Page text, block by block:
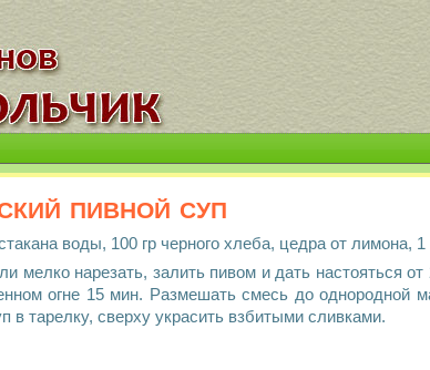
пивной суп
воды, 100 гр черного хлеба, цедра от
мелко нарезать, залить пивом и дать настояться
огне 15 мин. Размешать смесь до однородной
в тарелку, сверху украсить взбитыми сливками.